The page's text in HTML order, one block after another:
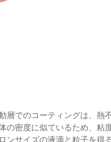
層でのコーティングは、
の密度に似ているため、
ンサイズの液滴と粒子を得